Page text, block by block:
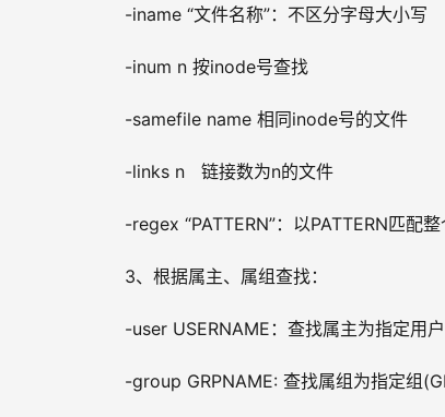
-iname “文件名称”：不区分字母大小写
-inum n 按inode号查找
-samefile name 相同inode号的文件
-links n   链接数为n的文件
-regex “PATTERN”：以PATTERN匹配
3、根据属主、属组查找：
-user USERNAME：查找属主为指定用
-group GRPNAME: 查找属组为指定组